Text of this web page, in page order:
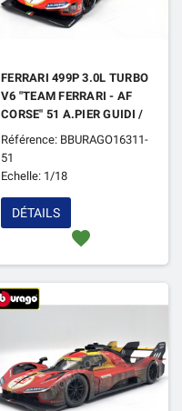
FERRARI 499P 3.0L TURBO
V6 "TEAM FERRARI - AF
CORSE" 51 A.PIER GUIDI /
J.CALADO /
A.GIOVINAZZI 24H DU
MANS 2023 1ER (VITRINE)
Référence: BBURAGO16311-
51
Echelle: 1/18
favorite
DÉTAILS